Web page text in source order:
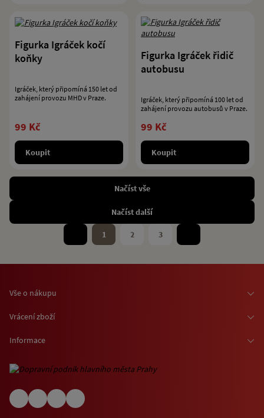
Figurka Igráček kočí
koňky
Igráček, který připomíná 150 let od
zahájení provozu MHD v Praze.
99 Kč
Koupit
Figurka Igráček řidič
autobusu
Igráček, který připomíná 100 let od
zahájení provozu autobusů v Praze.
99 Kč
Koupit
Načíst vše
Načíst další
1 2 3
Vše o nákupu
Osobní odběr zboží
O nákupu jízdenek a vstupenek
(EN) Shipping abroad
Vrácení zboží
Informace
Informace o využívání cookies